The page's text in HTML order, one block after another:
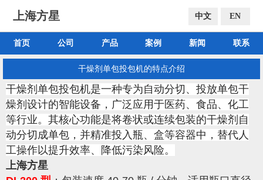
上海方星 中文 EN
首页 公司 产品 案例 新闻 联系
干燥剂单包投包机的特点介绍
干燥剂单包投包机是一种专为自动分切、投放单包干
燥剂设计的智能设备，广泛应用于医药、食品、化工
等行业。其核心功能是将卷状或连续包装的干燥剂自
动分切成单包，并精准投入瓶、盒等容器中，替代人
工操作以提升效率、降低污染风险。
上海方星